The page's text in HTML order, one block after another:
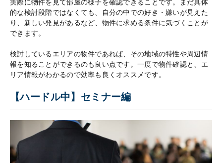
実際に物件を見て部屋の様子を確認できることです。まだ具体
的な検討段階ではなくても、自分の中での好き・嫌いが見えた
り、新しい発見があるなど、物件に求める条件に気づくことが
できます。
検討しているエリアの物件であれば、その地域の特性や周辺情
報を知ることができるのも良い点です。一度で物件確認と、エ
リア情報がわかるので効率も良くオススメです。
【ハードル中】セミナー編